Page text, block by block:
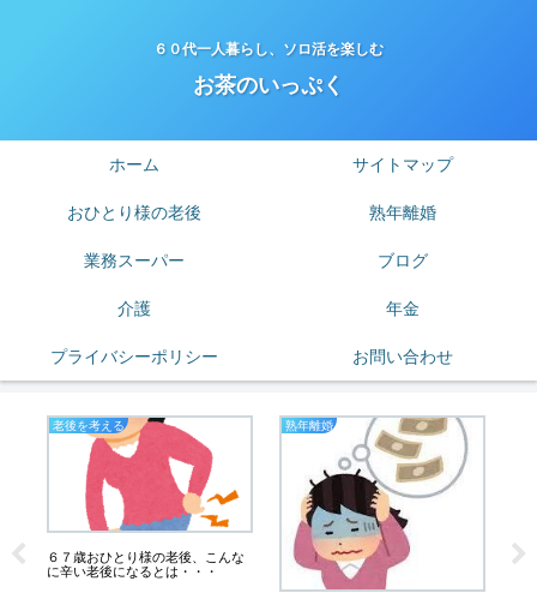
６０代一人暮らし、ソロ活を楽しむ
お茶のいっぷく
ホーム サイトマップ
おひとり様の老後 熟年離婚
業務スーパー ブログ
介護 年金
プライバシーポリシー お問い合わせ
老後を考える
６７歳おひとり様の老後、こんな
に辛い老後になるとは・・・
熟年離婚
は